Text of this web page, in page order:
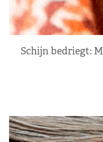
Schijn bedriegt: